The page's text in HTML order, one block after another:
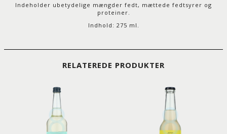
Indeholder ubetydelige mængder fedt, mættede fedtsyrer og
proteiner.
Indhold: 275 ml.
RELATEREDE PRODUKTER